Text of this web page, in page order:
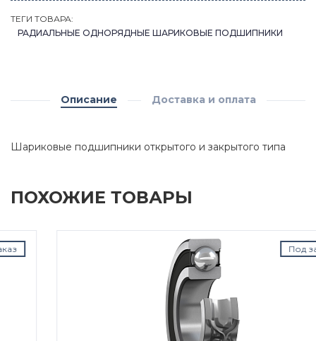
ТЕГИ ТОВАРА:
РАДИАЛЬНЫЕ ОДНОРЯДНЫЕ ШАРИКОВЫЕ ПОДШИПНИКИ
Описание Доставка и оплата
Шариковые подшипники открытого и закрытого типа
ПОХОЖИЕ ТОВАРЫ